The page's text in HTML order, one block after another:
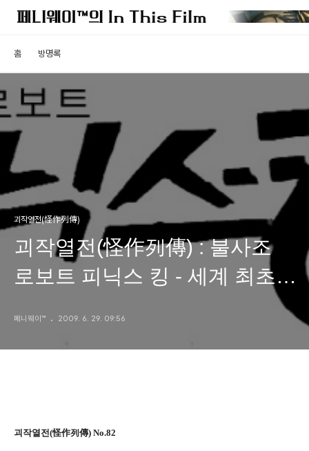
홈 방명록
괴작열전(怪作列傳)
괴작열전(怪作列傳) : 불사조
로보트 피닉스 킹 - 세계 최초의
페니웨이™ 2009. 6. 29. 09:56
괴작열전(怪作列傳) No.82